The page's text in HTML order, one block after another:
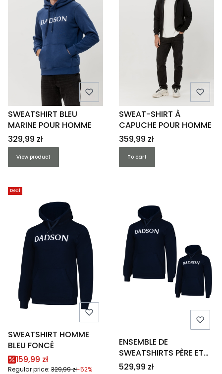
SWEATSHIRT BLEU
MARINE POUR HOMME
Price
329,99 zł
View product
SWEAT-SHIRT À
CAPUCHE POUR HOMME
Price
359,99 zł
To cart
Deal
SWEATSHIRT HOMME
BLEU FONCÉ
Promotional price
159,99 zł
Regular price: 329,99 zł-52%
ENSEMBLE DE
SWEATSHIRTS PÈRE ET
FILS BLEU FONCÉ
Price
529,99 zł